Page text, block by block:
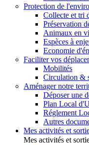
Protection de
Collecte et tri
Préservation
Animaux en
Espèces à
Economie
Faciliter vos
Mobilités
Circulation &
Aménager notre
Déposer une
Plan Local
Réglement
Autres
Mes activités et
Mes activités et